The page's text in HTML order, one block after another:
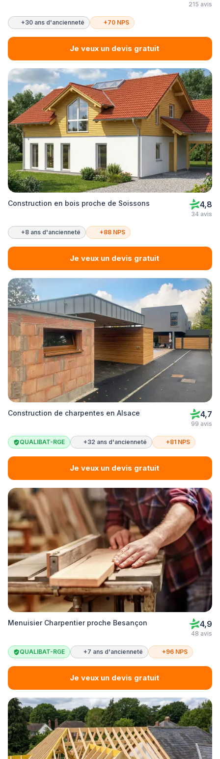
215 avis
+30 ans d'ancienneté +70 NPS
Je veux un devis gratuit
Construction en bois proche de Soissons 4,8
34 avis
+8 ans d'ancienneté +88 NPS
Je veux un devis gratuit
Construction de charpentes en Alsace 4,7
99 avis
QUALIBAT-RGE +32 ans d'ancienneté +81 NPS
Je veux un devis gratuit
Menuisier Charpentier proche Besançon 4,9
48 avis
QUALIBAT-RGE +7 ans d'ancienneté +96 NPS
Je veux un devis gratuit